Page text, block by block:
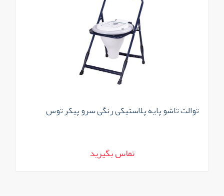
توالت تاشو پایه پلاستیکی رنگی سرو پیکر توس
تماس بگیرید